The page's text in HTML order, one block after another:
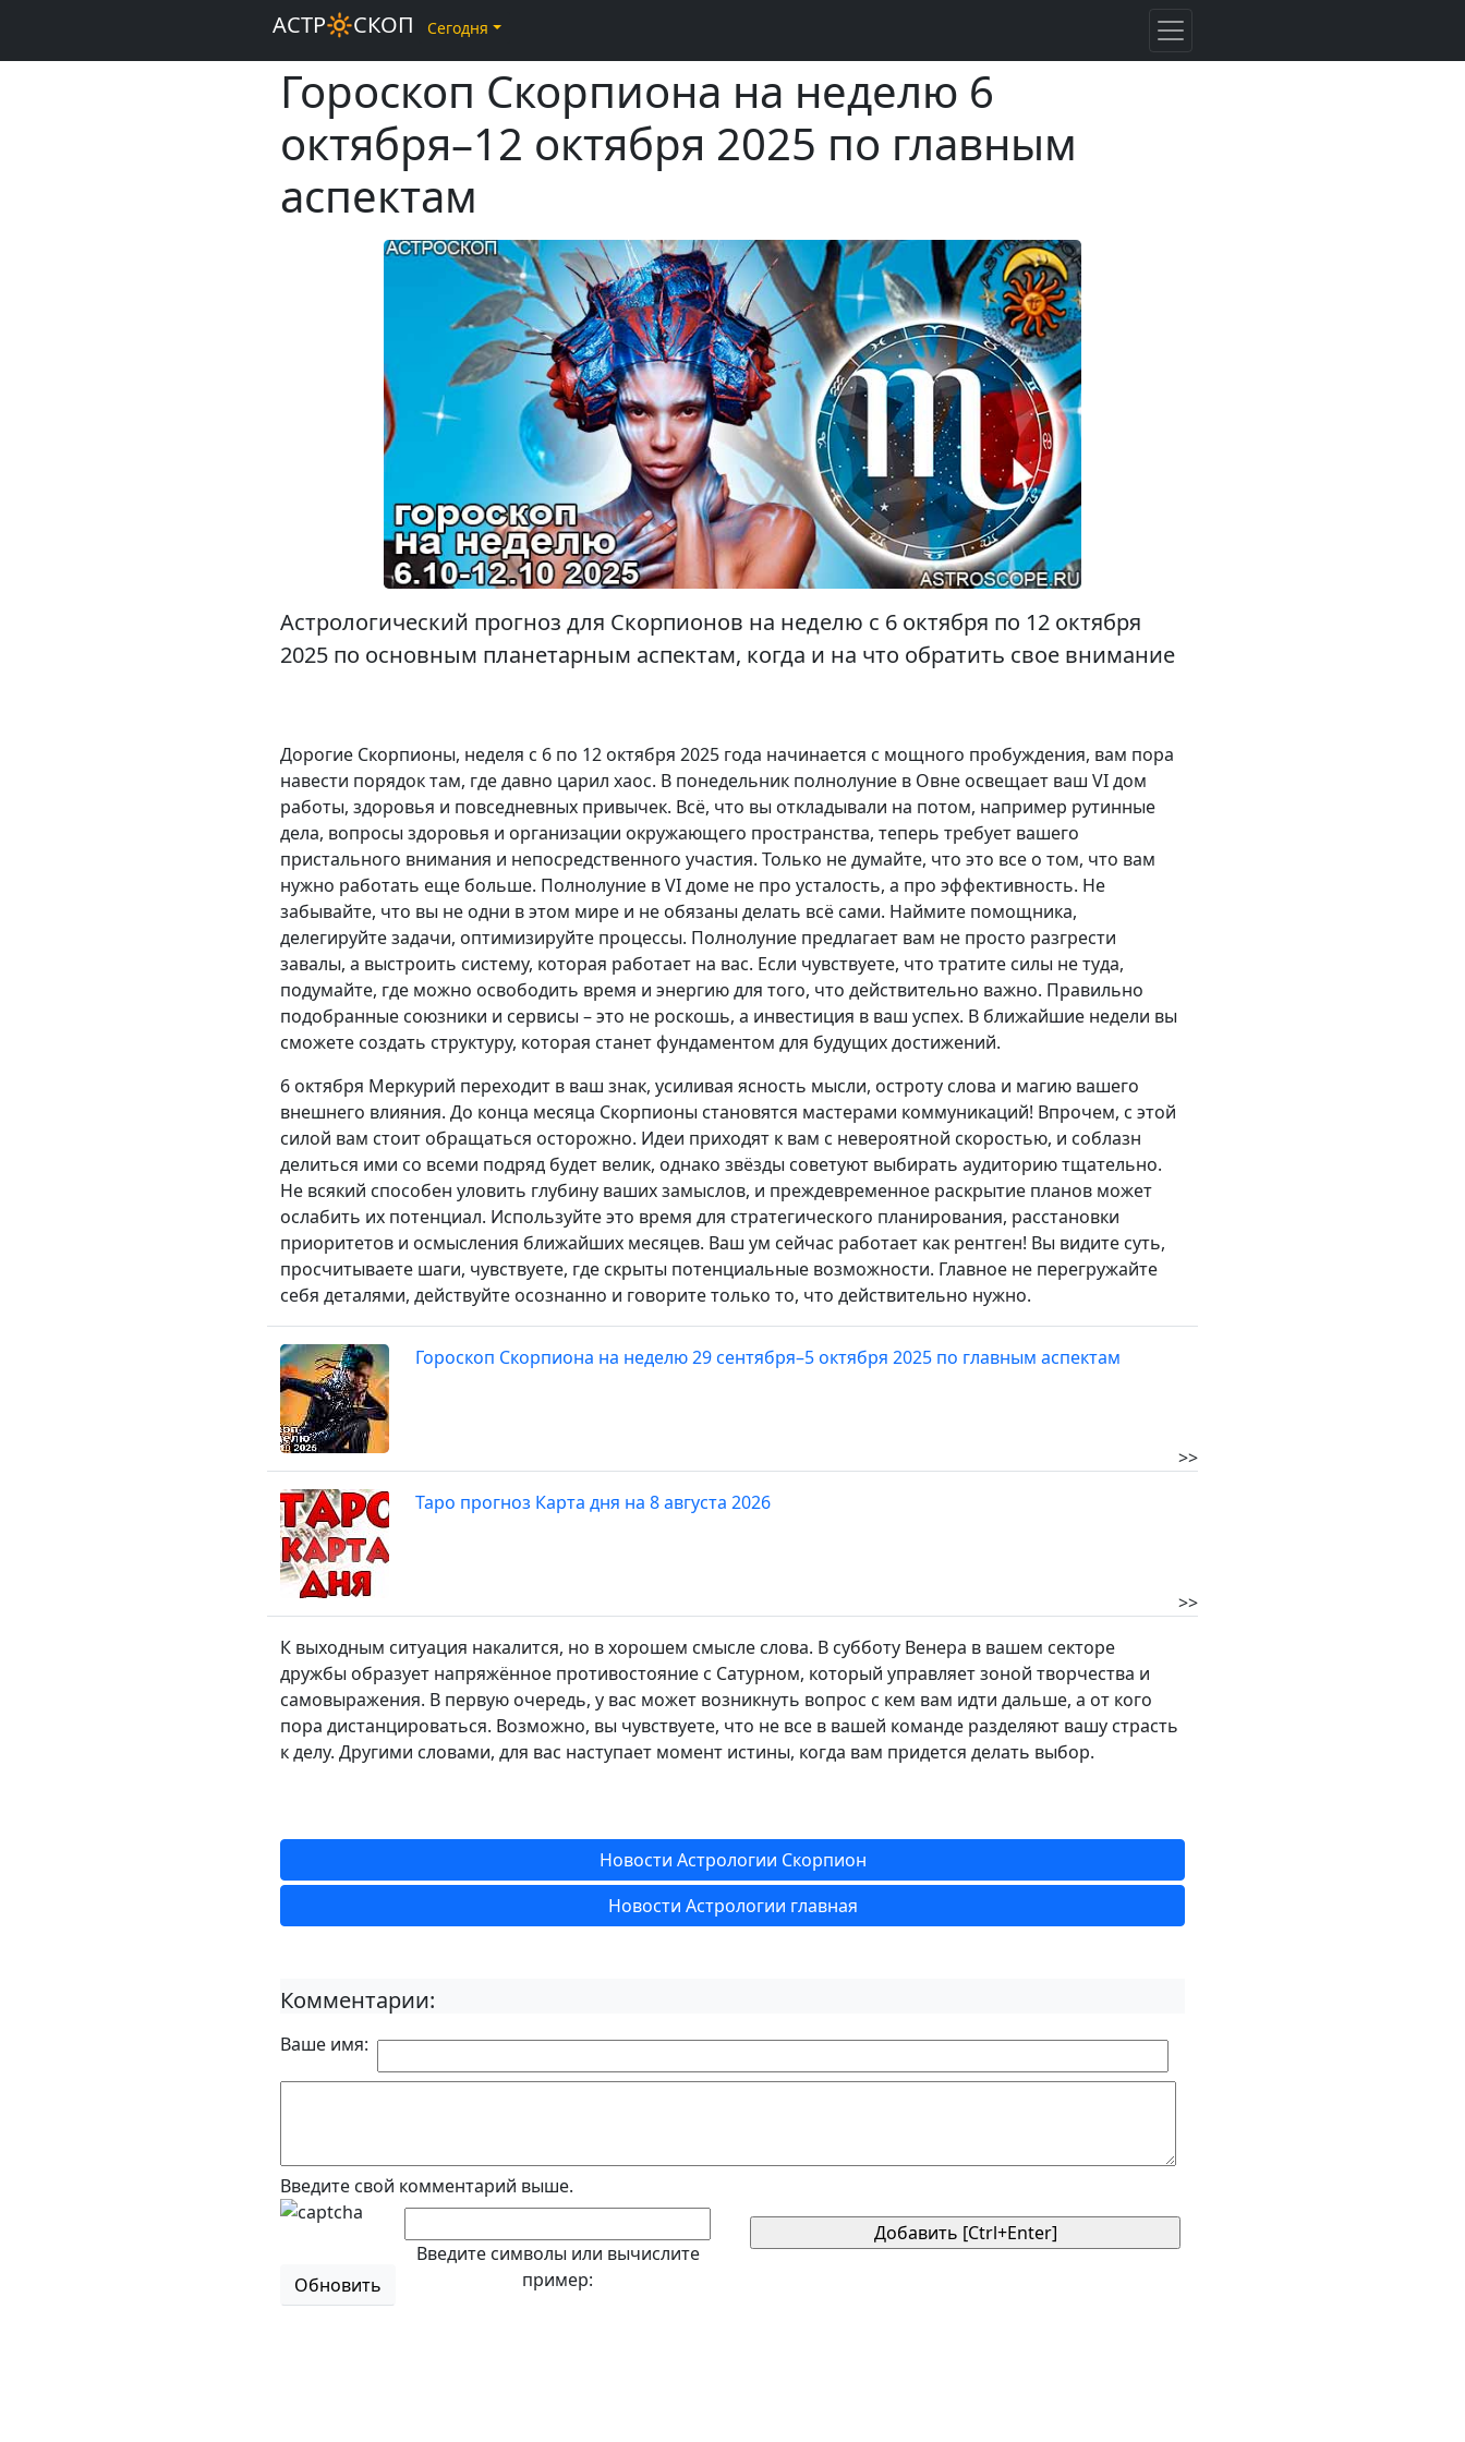
Гороскоп Скорпиона на неделю 6
октября–12 октября 2025 по главным
аспектам
Астрологический прогноз для Скорпионов на неделю с 6 октября по 12 октября
2025 по основным планетарным аспектам, когда и на что обратить свое внимание
Дорогие Скорпионы, неделя с 6 по 12 октября 2025 года начинается с мощного пробуждения, вам пора
навести порядок там, где давно царил хаос. В понедельник полнолуние в Овне освещает ваш VI дом
работы, здоровья и повседневных привычек. Всё, что вы откладывали на потом, например рутинные
дела, вопросы здоровья и организации окружающего пространства, теперь требует вашего
пристального внимания и непосредственного участия. Только не думайте, что это все о том, что вам
нужно работать еще больше. Полнолуние в VI доме не про усталость, а про эффективность. Не
забывайте, что вы не одни в этом мире и не обязаны делать всё сами. Наймите помощника,
делегируйте задачи, оптимизируйте процессы. Полнолуние предлагает вам не просто разгрести
завалы, а выстроить систему, которая работает на вас. Если чувствуете, что тратите силы не туда,
подумайте, где можно освободить время и энергию для того, что действительно важно. Правильно
подобранные союзники и сервисы – это не роскошь, а инвестиция в ваш успех. В ближайшие недели вы
сможете создать структуру, которая станет фундаментом для будущих достижений.
6 октября Меркурий переходит в ваш знак, усиливая ясность мысли, остроту слова и магию вашего
внешнего влияния. До конца месяца Скорпионы становятся мастерами коммуникаций! Впрочем, с этой
силой вам стоит обращаться осторожно. Идеи приходят к вам с невероятной скоростью, и соблазн
делиться ими со всеми подряд будет велик, однако звёзды советуют выбирать аудиторию тщательно.
Не всякий способен уловить глубину ваших замыслов, и преждевременное раскрытие планов может
ослабить их потенциал. Используйте это время для стратегического планирования, расстановки
приоритетов и осмысления ближайших месяцев. Ваш ум сейчас работает как рентген! Вы видите суть,
просчитываете шаги, чувствуете, где скрыты потенциальные возможности. Главное не перегружайте
себя деталями, действуйте осознанно и говорите только то, что действительно нужно.
Гороскоп Скорпиона на неделю 29 сентября–5 октября 2025 по главным аспектам
>>
Таро прогноз Карта дня на 8 августа 2026
>>
К выходным ситуация накалится, но в хорошем смысле слова. В субботу Венера в вашем секторе
дружбы образует напряжённое противостояние с Сатурном, который управляет зоной творчества и
самовыражения. В первую очередь, у вас может возникнуть вопрос с кем вам идти дальше, а от кого
пора дистанцироваться. Возможно, вы чувствуете, что не все в вашей команде разделяют вашу страсть
к делу. Другими словами, для вас наступает момент истины, когда вам придется делать выбор.
Новости Астрологии Скорпион
Новости Астрологии главная
Комментарии:
Ваше имя:
Введите свой комментарий выше.
Обновить
Введите символы или вычислите
пример:
АСТР🔆СКОП Сегодня